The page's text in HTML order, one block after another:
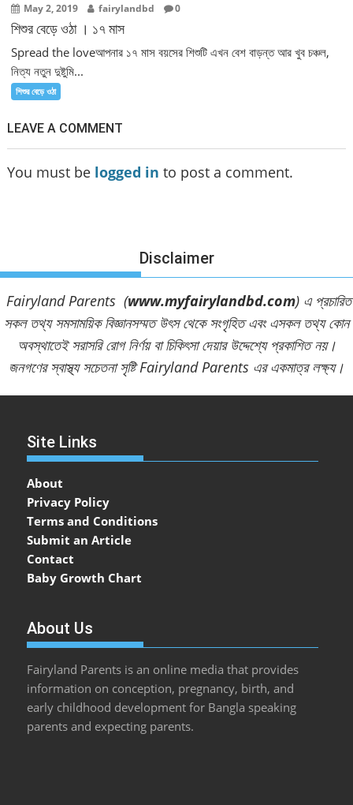
May 2, 2019 fairylandbd 0
শিশুর বেড়ে ওঠা । ১৭ মাস
Spread the loveআপনার ১৭ মাস বয়সের শিশুটি এখন বেশ বাড়ন্ত আর খুব চঞ্চল,
নিত্য নতুন দুষ্টুমি...
শিশুর বেড়ে ওঠা
LEAVE A COMMENT
You must be logged in to post a comment.
Disclaimer
Fairyland Parents (www.myfairylandbd.com) এ প্রচারিত
সকল তথ্য সমসাময়িক বিজ্ঞানসম্মত উৎস থেকে সংগৃহিত এবং এসকল তথ্য কোন
অবস্থাতেই সরাসরি রোগ নির্ণয় বা চিকিৎসা দেয়ার উদ্দেশ্যে প্রকাশিত নয়।
জনগণের স্বাস্থ্য সচেতনা সৃষ্টি Fairyland Parents এর একমাত্র লক্ষ্য।
Site Links
About
Privacy Policy
Terms and Conditions
Submit an Article
Contact
Baby Growth Chart
About Us
Fairyland Parents is an online media that provides
information on conception, pregnancy, birth, and
early childhood development for Bangla speaking
parents and expecting parents.